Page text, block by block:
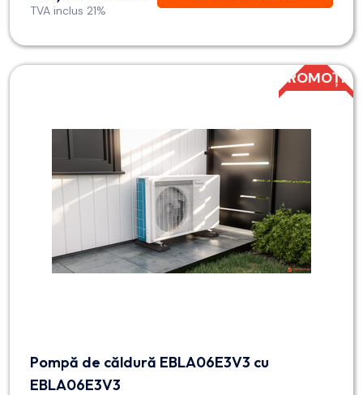
TVA inclus 21%
PROMOȚIE
Pompă de căldură EBLA06E3V3 cu
EBLA06E3V3